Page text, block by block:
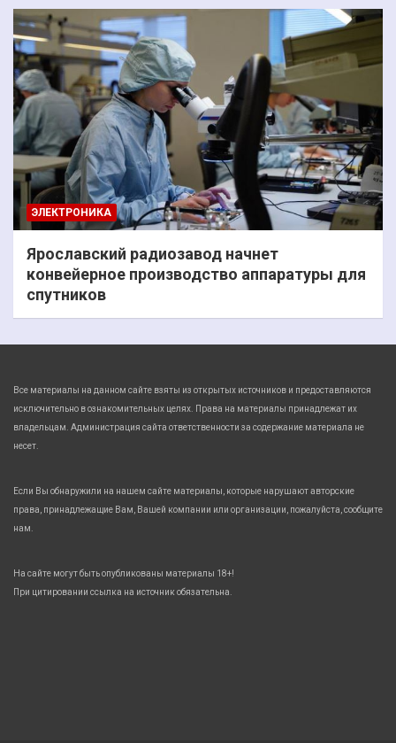
ЭЛЕКТРОНИКА
Ярославский радиозавод начнет
конвейерное производство аппаратуры для
спутников
Все материалы на данном сайте взяты из открытых источников и предоставляются
исключительно в ознакомительных целях. Права на материалы принадлежат их
владельцам. Администрация сайта ответственности за содержание материала не
несет.
Если Вы обнаружили на нашем сайте материалы, которые нарушают авторские
права, принадлежащие Вам, Вашей компании или организации, пожалуйста, сообщите
нам.
На сайте могут быть опубликованы материалы 18+!
При цитировании ссылка на источник обязательна.